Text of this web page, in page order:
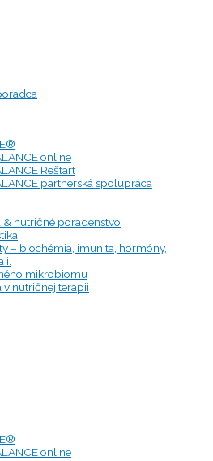
online
Reštart
partnerská spolupráca
& nutričné poradenstvo
– biochémia, imunita, hormóny,
i.
mikrobiomu
v nutričnej terapii
online